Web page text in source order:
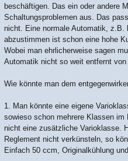
beschäftigen. Das ein oder andere
Schaltungsproblemen aus. Das
nicht. Eine normale Automatik, z.B.
abzustimmen ist schon eine hohe
Wobei man ehrlicherweise sagen
Automatik nicht so weit entfernt
Wie könnte man dem
1. Man könnte eine eigene
sowieso schon mehrere Klassen
nicht eine zusätzliche Varioklasse.
Reglement nicht verkünsteln, so
Einfach 50 ccm, Originalkühlung